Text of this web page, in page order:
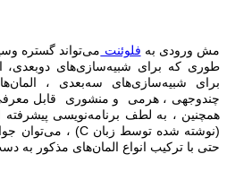
مش ورودی به فلوئنت می‌تواند گستره
طوری که برای شبیه‌سازی‌های دوبعدی،
برای شبیه‌سازی‌های سه‌بعدی ،
چندوجهی ، هرمی و منشوری قابل
همچنین ، به لطف برنامه‌نویسی پیشرفته
(نوشته شده توسط زبانC) ، می‌توان
حتی با ترکیب انواع المان‌های مذکور به